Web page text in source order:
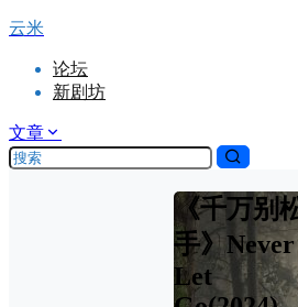
云米
论坛
新剧坊
文章
《千万别
手》Never
Let